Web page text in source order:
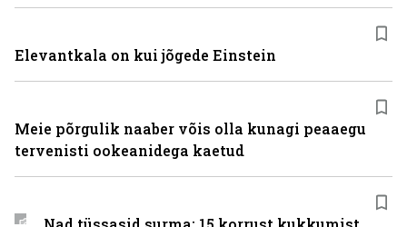
Elevantkala on kui jõgede Einstein
Meie põrgulik naaber võis olla kunagi peaaegu
tervenisti ookeanidega kaetud